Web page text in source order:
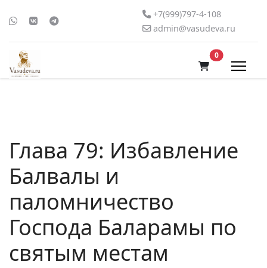
+7(999)797-4-108
admin@vasudeva.ru
0В корзину
Глава 79: Избавление
Балвалы и
паломничество
Господа Баларамы по
святым местам